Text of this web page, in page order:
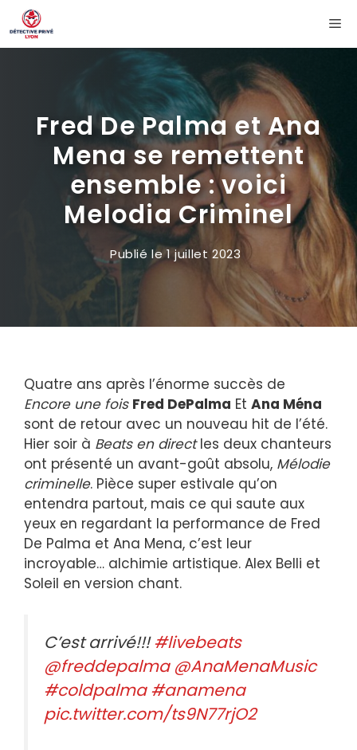
Aller
au
contenu
Fred De Palma et Ana
Mena se remettent
ensemble : voici
Melodia Criminel
Publié le1 juillet 2023
Quatre ans après l’énorme succès de
Encore une fois Fred DePalma Et Ana Ména
sont de retour avec un nouveau hit de l’été.
Hier soir à Beats en directles deux chanteurs
ont présenté un avant-goût absolu, Mélodie
criminelle. Pièce super estivale qu’on
entendra partout, mais ce qui saute aux
yeux en regardant la performance de Fred
De Palma et Ana Mena, c’est leur
incroyable… alchimie artistique. Alex Belli et
Soleil en version chant.
C’est arrivé!!!#livebeats
@freddepalma @AnaMenaMusic
#coldpalma #anamena
pic.twitter.com/ts9N77rjO2